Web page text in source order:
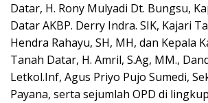
Datar, H. Rony Mulyadi Dt. Bungsu,
Datar AKBP. Derry Indra. SIK, Kajari
Hendra Rahayu, SH, MH, dan Kepala
Tanah Datar, H. Amril, S.Ag, MM.,
Letkol.Inf, Agus Priyo Pujo Sumedi,
Payana, serta sejumlah OPD di